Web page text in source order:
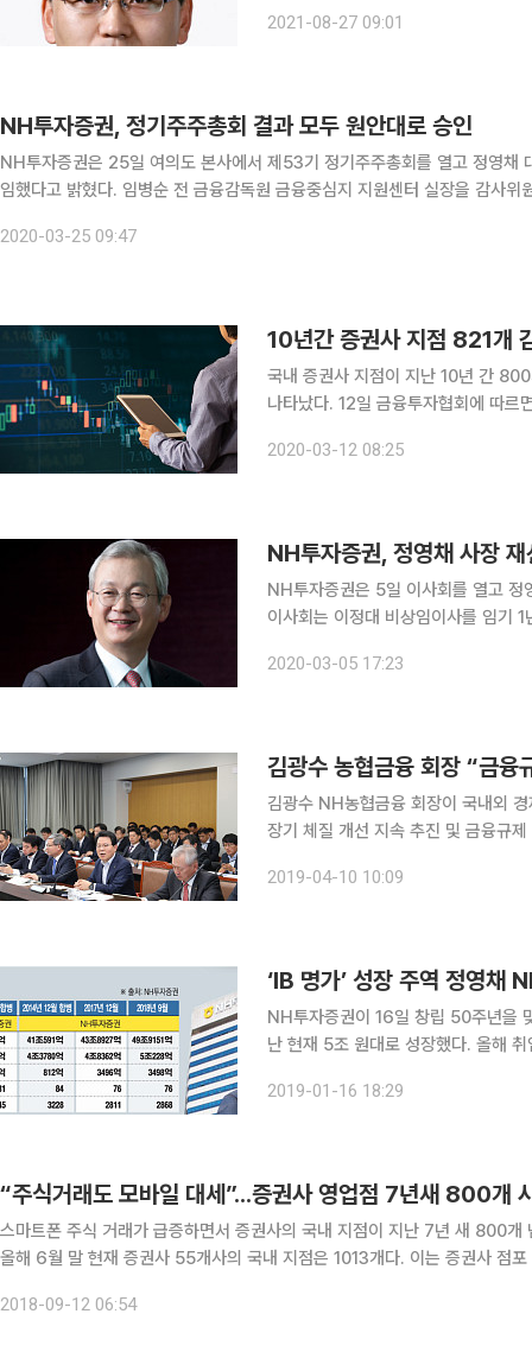
권담당 애널리스트로는 최고참이었
2021-08-27 09:01
NH투자증권, 정기주주총회 결과 모두 원안대로 승인
NH투자증권은 25일 여의도 본사에서 제53기 정기주주총회를 열고 정영채
임했다고 밝혔다. 임병순 전 금융감독원 금융중심지 지원센터 실장을 감사위원이 되는 사내이사(상근감사위원)로, 홍석동 전 NH농협증권
2020-03-25 09:47
10년간 증권사 지점 821개
국내 증권사 지점이 지난 10년 간
나타났다. 12일 금융투자협회에 따르면 지난해 말 기준으로 증권사 57곳의 국내 지점은 총 1026개
이어 KB증권(112개), 한국투자증권(
2020-03-12 08:25
NH투자증권, 정영채 사장 재
NH투자증권은 5일 이사회를 열고 정
이사회는 이정대 비상임이사를 임기
는 홍석동 전 NH농협증권 부사장과
2020-03-05 17:23
김광수 농협금융 회장 “금융
김광수 NH농협금융 회장이 국내외
장기 체질 개선 지속 추진 및 금융규
별 1분기 주요 성과와 이슈 사항을 점
2019-04-10 10:09
‘IB 명가’ 성장 주역 정영채
NH투자증권이 16일 창립 50주년을
난 현재 5조 원대로 성장했다. 올해
합병과 인수 등으로 사명이 7차례 바
2019-01-16 18:29
“주식거래도 모바일 대세”...증권사 영업점 7년새 800개
스마트폰 주식 거래가 급증하면서 증권사의 국내 지점이 지난 7년 새 800개 넘게 줄어든 것으로
올해 6월 말 현재 증권사 55개사의 국내 지점은 1013개다. 이는 증권사 점
2018-09-12 06:54